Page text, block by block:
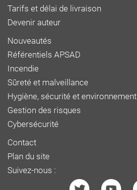
Tarifs et délai de livraison
Devenir auteur
Nouveautés
Référentiels APSAD
Incendie
Sûreté et malveillance
Hygiène, sécurité et environnement
Gestion des risques
Cybersécurité
Contact
Plan du site
Suivez-nous :